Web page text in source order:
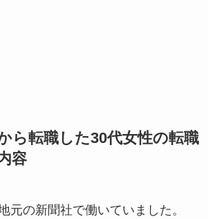
ら転職した30代女性の転職
容
元の新聞社で働いていました。